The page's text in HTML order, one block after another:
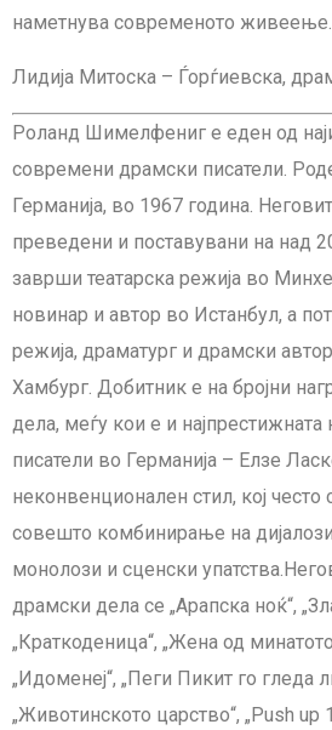
наметнува современото живеење.
Лидија Митоска – Ѓорѓиевска,
Роланд Шимелфениг е еден од
современи драмски писатели.
Германија, во 1967 година.
преведени и поставувани на над
заврши театарска режија во
новинар и автор во Истанбул, а
режија, драматург и драмски
Хамбург. Добитник е на бројни
дела, меѓу кои е и најпрестижната
писатели во Германија – Елзе
неконвенционален стил, кој често
совешто комбинирање на
монолози и сценски
драмски дела се „Арапска ноќ“,
„Краткоденица“, „Жена од
„Идоменеј“, „Пеги Пикит го гледа
„Животинското царство“, „Push up